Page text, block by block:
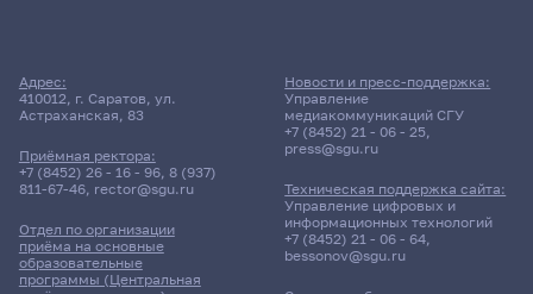
Адрес:
410012, г. Саратов, ул.
Астраханская, 83
Приёмная ректора:
+7 (8452) 26 - 16 - 96, 8 (937)
811-67-46, rector@sgu.ru
Отдел по организации
приёма на основные
образовательные
программы (Центральная
Новости и пресс-поддержка:
Управление
медиакоммуникаций СГУ
+7 (8452) 21 - 06 - 25,
press@sgu.ru
Техническая поддержка сайта:
Управление цифровых и
информационных технологий
+7 (8452) 21 - 06 - 64,
bessonov@sgu.ru